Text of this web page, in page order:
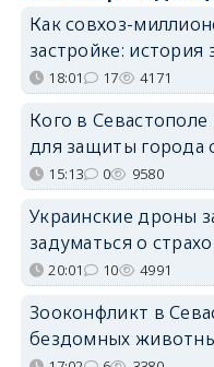
Как совхоз-
застройке: история
18:01 17 4171
Кого в
для защиты города
15:13 0 9580
Украинские дроны
задуматься о
20:01 10 4991
Зооконфликт в
бездомных